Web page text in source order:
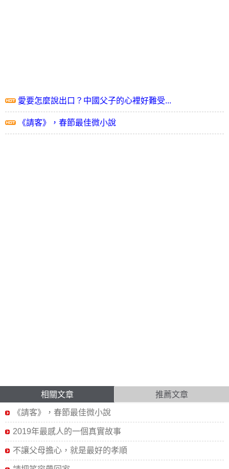
愛要怎麼說出口？中國父子的心裡好難受...
《請客》，春節最佳微小說
相關文章 推薦文章
《請客》，春節最佳微小說
2019年最感人的一個真實故事
不讓父母擔心，就是最好的孝順